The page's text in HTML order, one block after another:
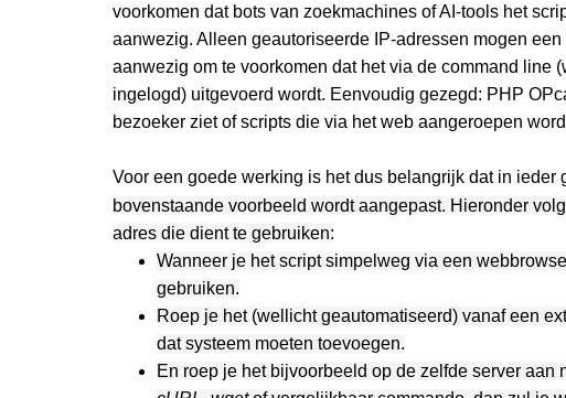
voorkomen dat bots van zoekmachines of AI-tools het
aanwezig. Alleen geautoriseerde IP-adressen mogen
aanwezig om te voorkomen dat het via de command line
ingelogd) uitgevoerd wordt. Eenvoudig gezegd: PHP
bezoeker ziet of scripts die via het web aangeroepen
Voor een goede werking is het dus belangrijk dat in ieder
bovenstaande voorbeeld wordtaangepast. Hieronder
adres die dient te gebruiken:
Wanneer je het script simpelweg via een
gebruiken.
Roep je het (wellicht geautomatiseerd) vanaf een
dat systeem moeten toevoegen.
En roep je het bijvoorbeeld op de zelfde server